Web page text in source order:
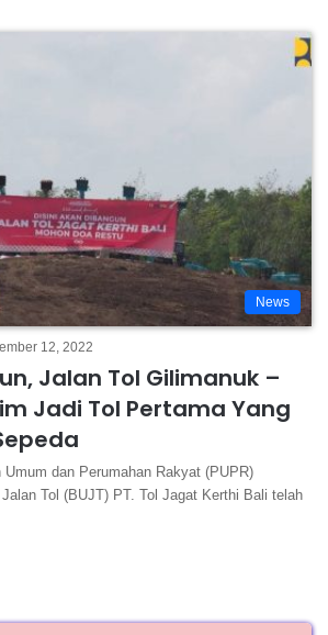
News
12, 2022
Jalan Tol Gilimanuk –
Jadi Tol Pertama Yang
Umum dan Perumahan Rakyat (PUPR)
Tol (BUJT) PT. Tol Jagat Kerthi Bali telah